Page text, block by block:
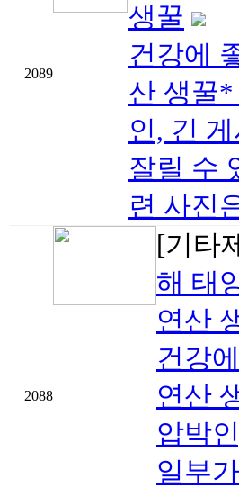
2089
생꿀
건강에
산 생꿀
인, 긴
잘릴 수
련 사진
2088
[기타
해 태
연산
건강
연산
압박
일부